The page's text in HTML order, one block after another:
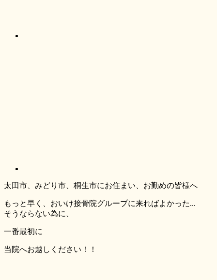
太田市、みどり市、桐生市にお住まい、お勤めの皆様へ
もっと早く、おいけ接骨院グループに来ればよかった...
そうならない為に、
一番最初に
当院へお越しください！！